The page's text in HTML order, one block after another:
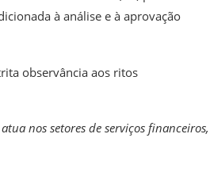
à análise e à aprovação
observância aos ritos
nos setores de serviços financeiros,